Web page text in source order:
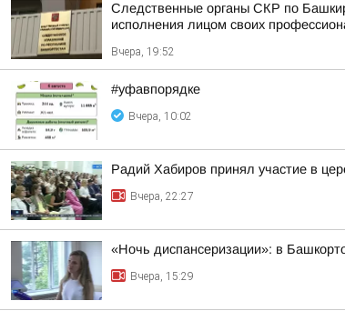
Следственные органы СКР по
исполнения лицом своих
Вчера, 19:52
#уфавпорядке
Вчера, 10:02
Радий Хабиров принял участие в
Вчера, 22:27
«Ночь диспансеризации»: в
Вчера, 15:29